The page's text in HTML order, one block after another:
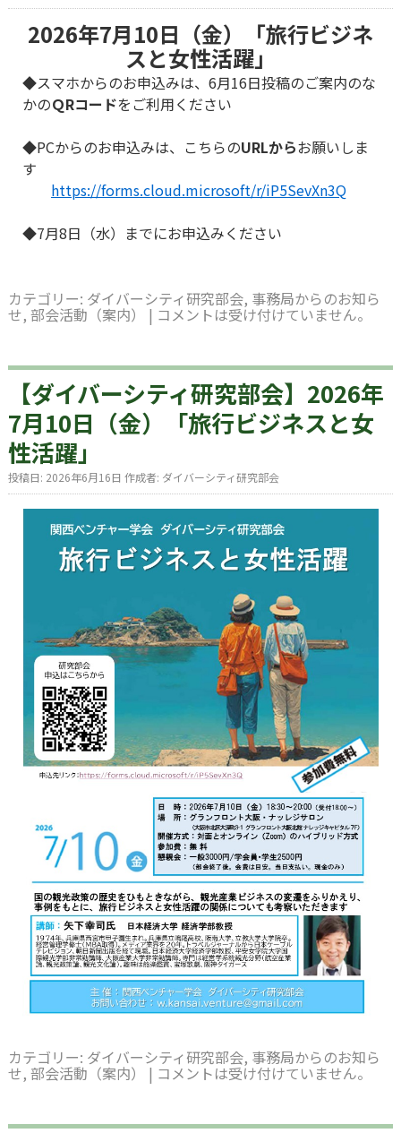
2026年7月10日（金）「旅行ビジネ
スと女性活躍」
◆スマホからのお申込みは、6月16日投稿のご案内のな
かのＱRコードをご利用ください
◆PCからのお申込みは、こちらのURLからお願いしま
す
https://forms.cloud.microsoft/r/iP5SevXn3Q
◆7月8日（水）までにお申込みください
カテゴリー: ダイバーシティ研究部会, 事務局からのお知ら
せ, 部会活動（案内） | コメントは受け付けていません。
【ダイバーシティ研究部会】2026年
7月10日（金）「旅行ビジネスと女
性活躍」
投稿日: 2026年6月16日 作成者: ダイバーシティ研究部会
カテゴリー: ダイバーシティ研究部会, 事務局からのお知ら
せ, 部会活動（案内） | コメントは受け付けていません。